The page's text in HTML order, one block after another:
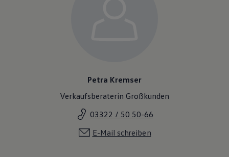
Petra Kremser
Verkaufsberaterin Großkunden
03322 / 50 50-66
E-Mail schreiben